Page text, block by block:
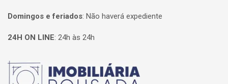
Domingos e feriados: Não haverá expediente
24H ON LINE: 24h às 24h
Página inicial